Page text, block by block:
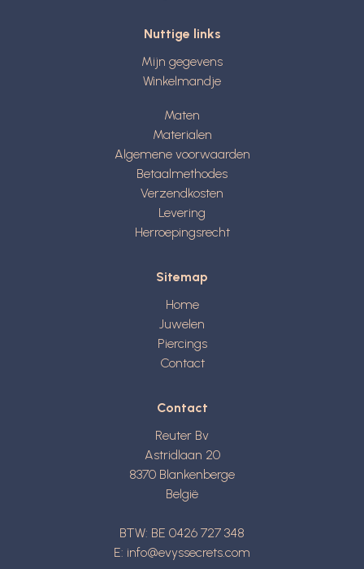
Nuttige links
Mijn gegevens
Winkelmandje
Maten
Materialen
Algemene voorwaarden
Betaalmethodes
Verzendkosten
Levering
Herroepingsrecht
Sitemap
Home
Juwelen
Piercings
Contact
Contact
Reuter Bv
Astridlaan 20
8370 Blankenberge
België
BTW: BE 0426 727 348
E: info@evyssecrets.com